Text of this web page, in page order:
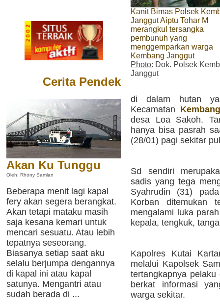
Cerita Pendek
Akan Ku Tunggu
Oleh: Rhony Samlan
Beberapa menit lagi kapal
fery akan segera berangkat.
Akan tetapi mataku masih
saja kesana kemari untuk
mencari sesuatu. Atau lebih
tepatnya seseorang.
Biasanya setiap saat aku
selalu berjumpa dengannya
di kapal ini atau kapal
satunya. Mengantri atau
sudah berada di ...
Kanit Bimas Polsek
Janggut Aiptu Tohar M
merangkul tersangka
pembunuh yang
menggemparkan warga
Kembang Janggut
Photo: Dok. Polsek
Janggut
di dalam hutan
Kecamatan
desa Loa Sakoh.
hanya bisa pasrah
(28/01) pagi sekitar
Sd sendiri
sadis yang tega
Syahrudin (31)
Korban ditemukan
mengalami luka
kepala, tengkuk,
Kapolres Kutai
melalui Kapolsek
tertangkapnya
berkat informasi
warga sekitar.